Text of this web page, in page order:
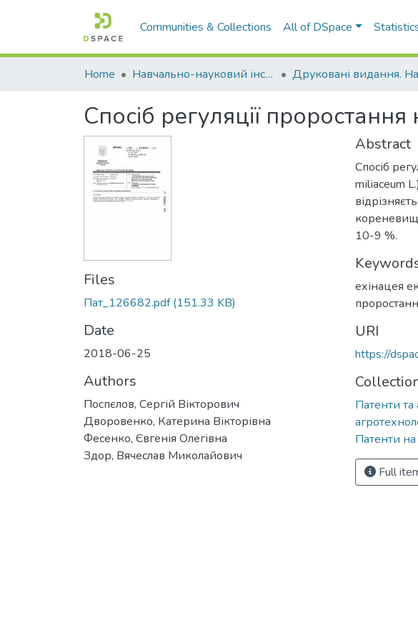
Communities & Collections All of DSpace
Home Навчально-науковий інститут агротехнологій, селекції та екології
Спосіб регуляції проростання
Files
Пат_126682.pdf(151.33 KB)
Date
2018-06-25
Authors
Поспєлов, Сергій Вікторович
Дворовенко, Катерина Вікторівна
Фесенко, Євгенія Олегівна
Здор, Вячеслав Миколайович
Abstract
Спосіб
mіlіасеum
кореневищ
10-9 %.
ехінацея
URI
https://
Патенти та
Патенти
Full